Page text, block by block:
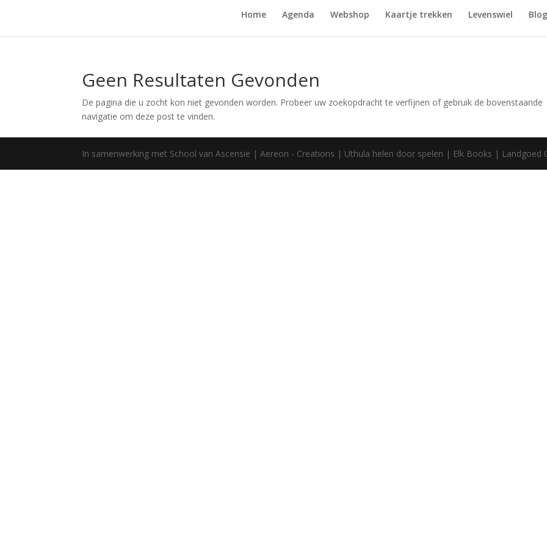
Home Agenda Webshop Kaartje trekken Levenswiel Blog
Geen Resultaten Gevonden
De pagina die u zocht kon niet gevonden worden. Probeer uw zoekopdracht te verfijnen of gebruik de bovenstaande
navigatie om deze post te vinden.
In samenwerking met School van Ascensie | Aereon - Creations | Uthula helen door spelen | Elk Books | Landgoed